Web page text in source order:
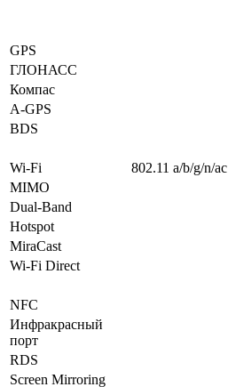
GPS
ГЛОНАСС
Компас
A-GPS
BDS
Wi-Fi
802.11 a/b/g/n/ac
MIMO
Dual-Band
Hotspot
MiraCast
Wi-Fi Direct
NFC
Инфракрасный
порт
RDS
Screen Mirroring